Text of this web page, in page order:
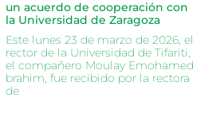
un acuerdo de cooperación con
la Universidad de Zaragoza
Este lunes 23 de marzo de 2026, el
rector de la Universidad de Tifariti,
el compañero Moulay Emohamed
brahim, fue recibido por la rectora
de